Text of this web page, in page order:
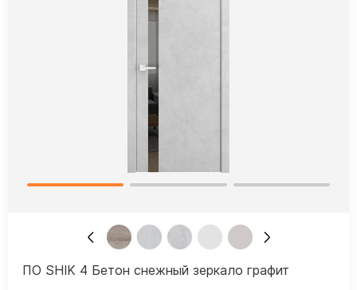
ПО SHIK 4 Бетон снежный зеркало графит